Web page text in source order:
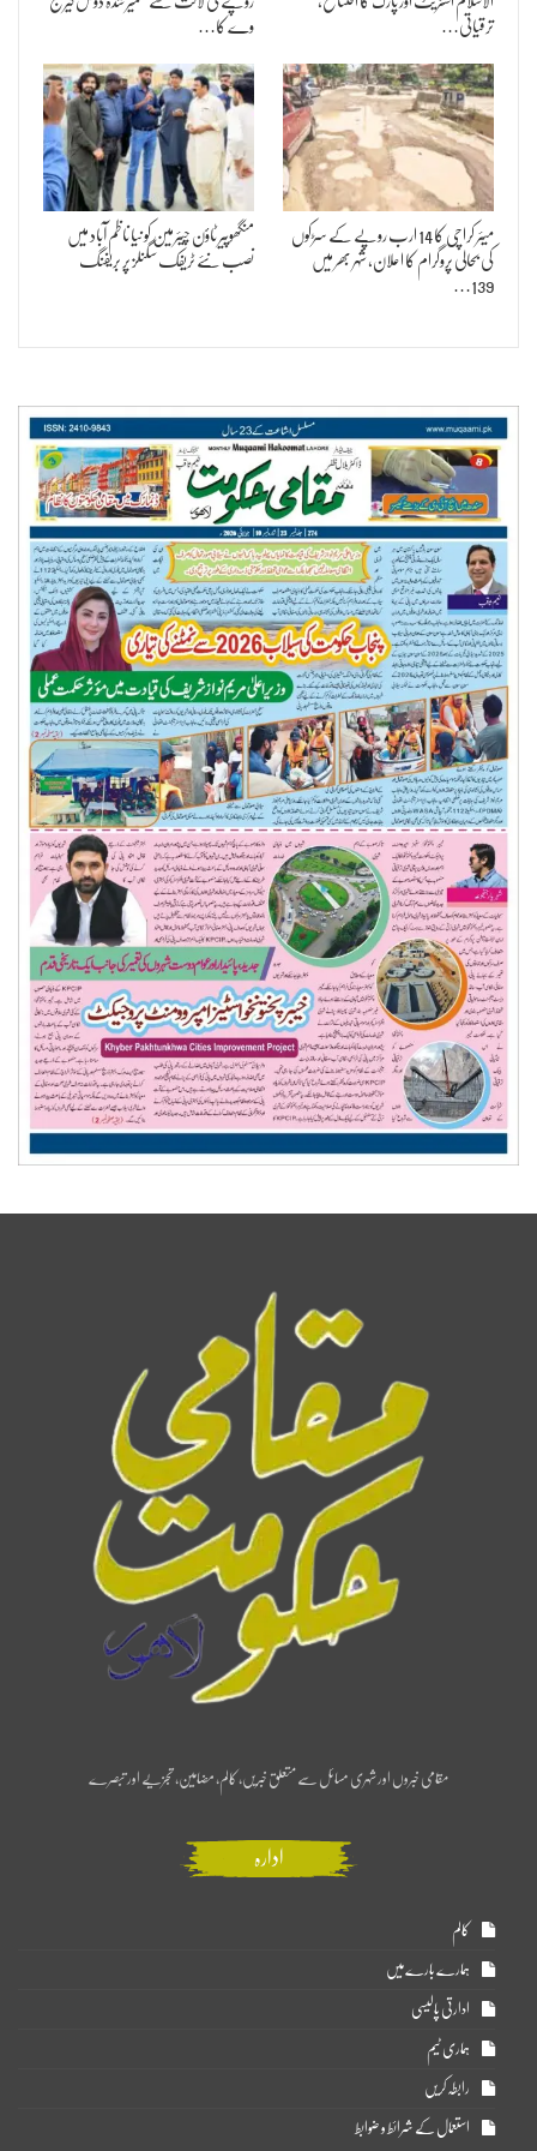
ترقیاتی…
وے کا…
میئر کراچی کا 14 ارب روپے کے سڑکوں
کی بحالی پروگرام کا اعلان، شہر بھر میں
139…
منگھوپیر ٹاؤن چیئرمین کو نیا ناظم آباد میں
نصب نئے ٹریفک سگنلز پر بریفنگ
مقامی خبروں اور شہری مسائل سے متعلق خبریں، کالم، مضامین، تجزیے اور تبصرے
ادارہ
کالم
ہمارے بارے میں
ادارتی پالیسی
ہماری ٹیم
رابطہ کریں
استعمال کے شرائط و ضوابط